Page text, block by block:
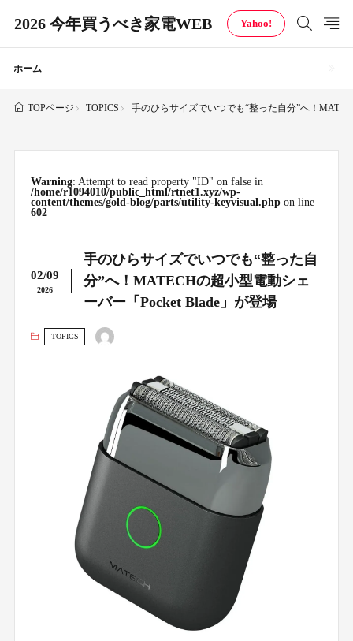
2026 今年買うべき家電WEB Yahoo!
ホーム
TOPページ TOPICS 手のひらサイズでいつでも“整った自分”へ！
Warning: Attempt to read property "ID" on false in
/home/r1094010/public_html/rtnet1.xyz/wp-
content/themes/gold-blog/parts/utility-keyvisual.phpon line
602
02/09
2026
手のひらサイズでいつでも“整った自
分”へ！MATECHの超小型電動シェ
ーバー「Pocket Blade」が登場
TOPICS